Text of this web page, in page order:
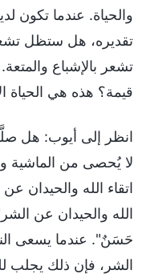
والحياة. عندما تكون
تقديره، هل ستظل
تشعر بالإشباع
قيمة؟ هذه هي الحياة
انظر إلى أيوب: هل
لا يُحصى من الماشية
اتقاء الله والحيدان
الله والحيدان عن
حَسَنٌ". عندما يسعى
الشر، فإن ذلك يجلب